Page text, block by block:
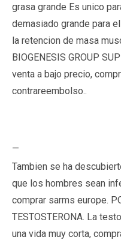
grasa grande Es unico
demasiado grande para
la retencion de masa
BIOGENESIS GROUP
venta a bajo precio,
contrareembolso..
—
Tambien se ha
que los hombres sean
comprar sarms europe.
TESTOSTERONA. La
una vida muy corta,